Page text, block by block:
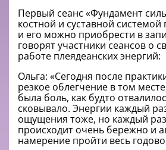
Первый сеанс «Фундамент
костной и суставной
и его можно приобрести в
говорят участники сеансов о
работе плеядеанских энергий:
Ольга: «Сегодня после
резкое облегчение в том
была боль, как будто
сковывало. Энергии каждый
ощущения тоже, но каждый
происходит очень бережно и
намерение пройти весь